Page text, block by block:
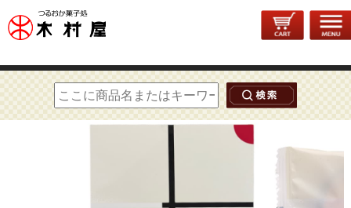
トップページ>洋菓子> SACTAS 12枚入